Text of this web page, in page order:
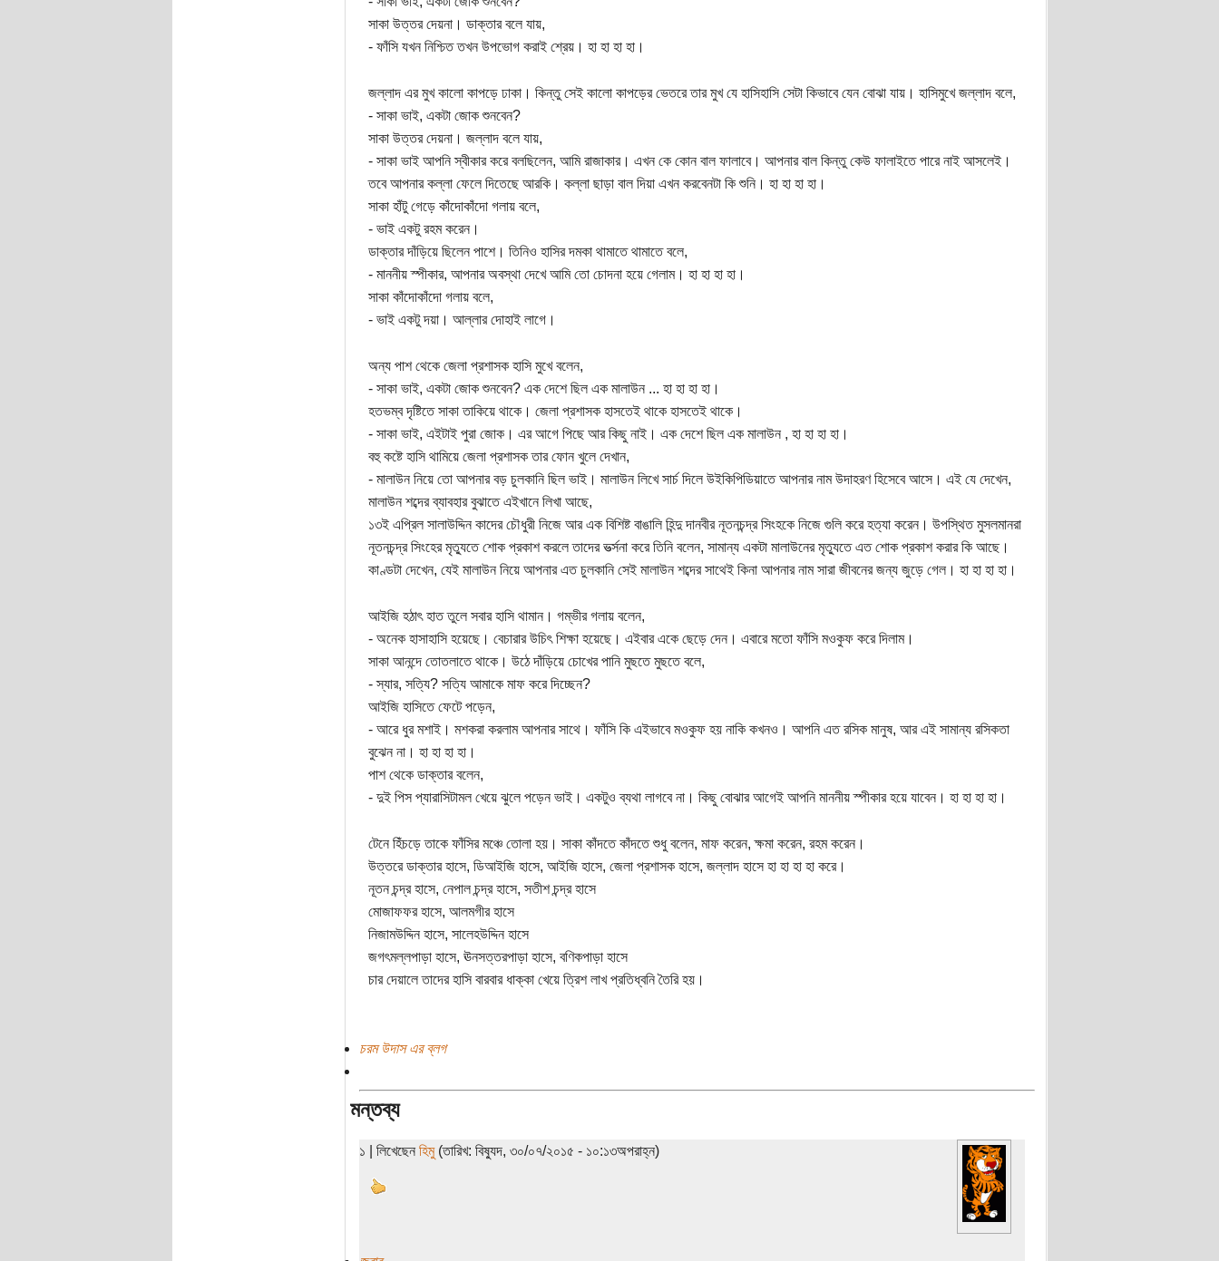
সাকা উত্তর দেয়না। ডাক্তার বলে যায়,
- ফাঁসি যখন নিশ্চিত তখন উপভোগ করাই শ্রেয়। হা হা হা হা।
জল্লাদ এর মুখ কালো কাপড়ে ঢাকা। কিন্তু সেই কালো কাপড়ের ভেতরে তার মুখ যে হাসিহাসি সেটা কিভাবে যেন বোঝা যায়। হাসিমুখে জল্লাদ বলে,
- সাকা ভাই, একটা জোক শুনবেন?
সাকা উত্তর দেয়না। জল্লাদ বলে যায়,
- সাকা ভাই আপনি স্বীকার করে বলছিলেন, আমি রাজাকার। এখন কে কোন বাল ফালাবে। আপনার বাল কিন্তু কেউ ফালাইতে পারে নাই আসলেই।
তবে আপনার কল্লা ফেলে দিতেছে আরকি। কল্লা ছাড়া বাল দিয়া এখন করবেনটা কি শুনি। হা হা হা হা।
সাকা হাঁটু গেড়ে কাঁদোকাঁদো গলায় বলে,
- ভাই একটু রহম করেন।
ডাক্তার দাঁড়িয়ে ছিলেন পাশে। তিনিও হাসির দমকা থামাতে থামাতে বলে,
- মাননীয় স্পীকার, আপনার অবস্থা দেখে আমি তো চোদনা হয়ে গেলাম। হা হা হা হা।
সাকা কাঁদোকাঁদো গলায় বলে,
- ভাই একটু দয়া। আল্লার দোহাই লাগে।
অন্য পাশ থেকে জেলা প্রশাসক হাসি মুখে বলেন,
- সাকা ভাই, একটা জোক শুনবেন? এক দেশে ছিল এক মালাউন ... হা হা হা হা।
হতভম্ব দৃষ্টিতে সাকা তাকিয়ে থাকে। জেলা প্রশাসক হাসতেই থাকে হাসতেই থাকে।
- সাকা ভাই, এইটাই পুরা জোক। এর আগে পিছে আর কিছু নাই। এক দেশে ছিল এক মালাউন , হা হা হা হা।
বহু কষ্টে হাসি থামিয়ে জেলা প্রশাসক তার ফোন খুলে দেখান,
- মালাউন নিয়ে তো আপনার বড় চুলকানি ছিল ভাই। মালাউন লিখে সার্চ দিলে উইকিপিডিয়াতে আপনার নাম উদাহরণ হিসেবে আসে। এই যে দেখেন,
মালাউন শব্দের ব্যাবহার বুঝাতে এইখানে লিখা আছে,
১৩ই এপ্রিল সালাউদ্দিন কাদের চৌধুরী নিজে আর এক বিশিষ্ট বাঙালি হিন্দু দানবীর নূতনচন্দ্র সিংহকে নিজে গুলি করে হত্যা করেন। উপস্থিত মুসলমানরা
নূতনচন্দ্র সিংহের মৃত্যুতে শোক প্রকাশ করলে তাদের ভর্ত্সনা করে তিনি বলেন, সামান্য একটা মালাউনের মৃত্যুতে এত শোক প্রকাশ করার কি আছে।
কাণ্ডটা দেখেন, যেই মালাউন নিয়ে আপনার এত চুলকানি সেই মালাউন শব্দের সাথেই কিনা আপনার নাম সারা জীবনের জন্য জুড়ে গেল। হা হা হা হা।
আইজি হঠাৎ হাত তুলে সবার হাসি থামান। গম্ভীর গলায় বলেন,
- অনেক হাসাহাসি হয়েছে। বেচারার উচিৎ শিক্ষা হয়েছে। এইবার একে ছেড়ে দেন। এবারে মতো ফাঁসি মওকুফ করে দিলাম।
সাকা আনন্দে তোতলাতে থাকে। উঠে দাঁড়িয়ে চোখের পানি মুছতে মুছতে বলে,
- স্যার, সত্যি? সত্যি আমাকে মাফ করে দিচ্ছেন?
আইজি হাসিতে ফেটে পড়েন,
- আরে ধুর মশাই। মশকরা করলাম আপনার সাথে। ফাঁসি কি এইভাবে মওকুফ হয় নাকি কখনও। আপনি এত রসিক মানুষ, আর এই সামান্য রসিকতা
বুঝেন না। হা হা হা হা।
পাশ থেকে ডাক্তার বলেন,
- দুই পিস প্যারাসিটামল খেয়ে ঝুলে পড়েন ভাই। একটুও ব্যথা লাগবে না। কিছু বোঝার আগেই আপনি মাননীয় স্পীকার হয়ে যাবেন। হা হা হা হা।
টেনে হিঁচড়ে তাকে ফাঁসির মঞ্চে তোলা হয়। সাকা কাঁদতে কাঁদতে শুধু বলেন, মাফ করেন, ক্ষমা করেন, রহম করেন।
উত্তরে ডাক্তার হাসে, ডিআইজি হাসে, আইজি হাসে, জেলা প্রশাসক হাসে, জল্লাদ হাসে হা হা হা হা করে।
নূতন চন্দ্র হাসে, নেপাল চন্দ্র হাসে, সতীশ চন্দ্র হাসে
মোজাফফর হাসে, আলমগীর হাসে
নিজামউদ্দিন হাসে, সালেহউদ্দিন হাসে
জগৎমল্লপাড়া হাসে, ঊনসত্তরপাড়া হাসে, বণিকপাড়া হাসে
চার দেয়ালে তাদের হাসি বারবার ধাক্কা খেয়ে ত্রিশ লাখ প্রতিধ্বনি তৈরি হয়।
চরম উদাস এর ব্লগ
মন্তব্য
১ | লিখেছেন হিমু(তারিখ: বিষ্যুদ, ৩০/০৭/২০১৫ - ১০:১৩অপরাহ্ন)